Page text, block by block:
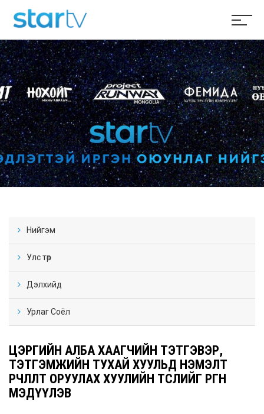
Нийгэм
Улс төр
Дэлхийд
Урлаг Соёл
ЦЭРГИЙН АЛБА ХААГЧИЙН ТЭТГЭВЭР,
ТЭТГЭМЖИЙН ТУХАЙ ХУУЛЬД НЭМЭЛТ
ӨӨРЧЛӨЛТ ОРУУЛАХ ХУУЛИЙН ТӨСЛИЙГ ӨРГӨН
МЭДҮҮЛЭВ